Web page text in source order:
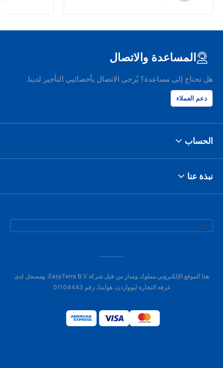
المساعدة والاتصال
هل تحتاج إلى مساعدة؟ يُرجى الاتصال بأخصائيي التأجير لدينا.
دعم العملاء
الحساب
نبذة عنا
هذا الموقع الإلكتروني مملوك ومدار من قبل شركة EasyTerra B.V. ومسجل لدى
غرفة التجارة ليوواردن، هولندا، رقم 01104443